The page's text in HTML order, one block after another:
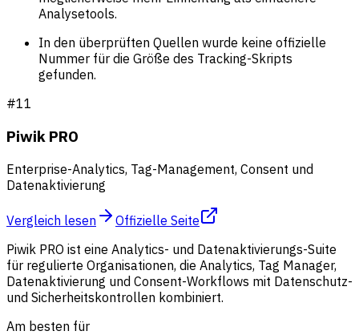
Analysetools.
In den überprüften Quellen wurde keine offizielle
Nummer für die Größe des Tracking-Skripts
gefunden.
#11
Piwik PRO
Enterprise-Analytics, Tag-Management, Consent und
Datenaktivierung
Vergleich lesen
Offizielle Seite
Piwik PRO ist eine Analytics- und Datenaktivierungs-Suite
für regulierte Organisationen, die Analytics, Tag Manager,
Datenaktivierung und Consent-Workflows mit Datenschutz-
und Sicherheitskontrollen kombiniert.
Am besten für